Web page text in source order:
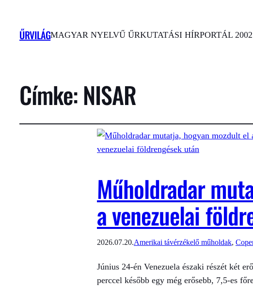
ŰRVILÁGMAGYAR NYELVŰ ŰRKUTATÁSI HÍRPORTÁL
Címke:NISAR
Műholdradar
a venezuelai
2026.07.20.Amerikai távérzékelő műholdak,
Június 24-én Venezuela északi részét két
perccel később egy még erősebb, 7,5-es